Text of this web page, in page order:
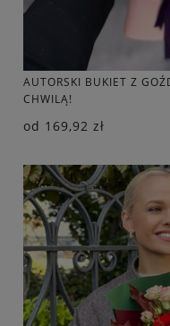
AUTORSKI BUKIET Z
CHWILĄ!
od 169,92 zł